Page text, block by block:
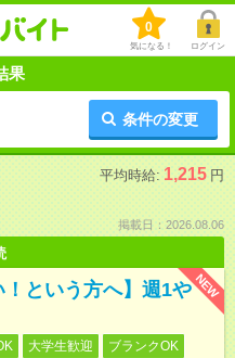
0
気になる！ ログイン
果
条件の変更
平均時給: 1,215 円
掲載日：2026.08.06
NEW
！という方へ】週1や
大学生歓迎
ブランクOK